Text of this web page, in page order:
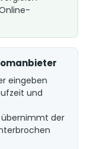
eingeben
und
übernimmt der